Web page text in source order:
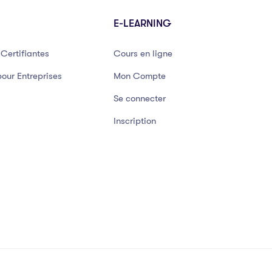
Entreprises
E-LEARNING
Cours en ligne
Mon Compte
Se connecter
Inscription